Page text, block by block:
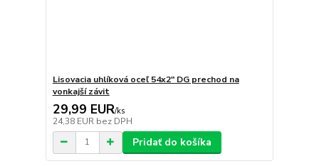
Lisovacia uhlíková oceľ 54x2" DG prechod na
vonkajší závit
29,99 EUR/ks
24,38 EUR bez DPH
Pridať do košíka